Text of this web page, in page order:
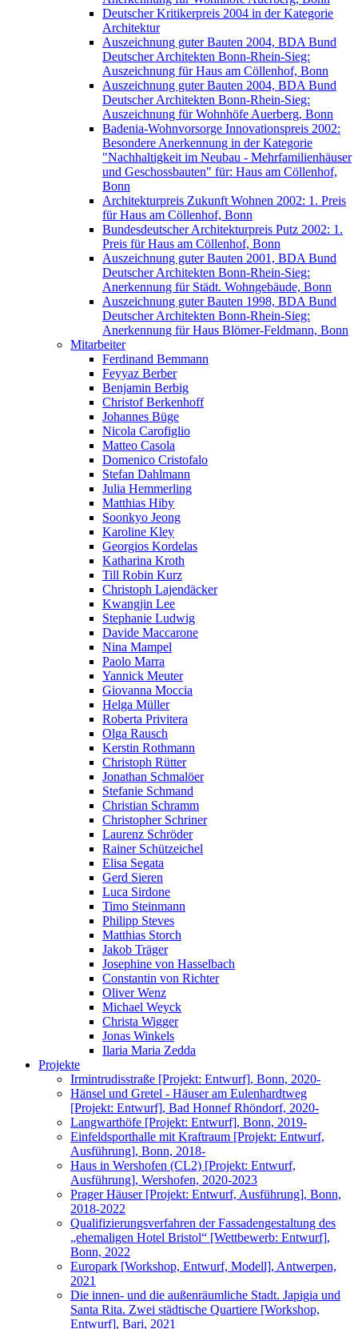
Deutscher Kritikerpreis 2004 in der Kategorie
Architektur
Auszeichnung guter Bauten 2004, BDA Bund
Deutscher Architekten Bonn-Rhein-Sieg:
Auszeichnung für Haus am Cöllenhof, Bonn
Auszeichnung guter Bauten 2004, BDA Bund
Deutscher Architekten Bonn-Rhein-Sieg:
Auszeichnung für Wohnhöfe Auerberg, Bonn
Badenia-Wohnvorsorge Innovationspreis 2002:
Besondere Anerkennung in der Kategorie
"Nachhaltigkeit im Neubau - Mehrfamilienhäuser
und Geschossbauten" für: Haus am Cöllenhof,
Bonn
Architekturpreis Zukunft Wohnen 2002: 1. Preis
für Haus am Cöllenhof, Bonn
Bundesdeutscher Architekturpreis Putz 2002: 1.
Preis für Haus am Cöllenhof, Bonn
Auszeichnung guter Bauten 2001, BDA Bund
Deutscher Architekten Bonn-Rhein-Sieg:
Anerkennung für Städt. Wohngebäude, Bonn
Auszeichnung guter Bauten 1998, BDA Bund
Deutscher Architekten Bonn-Rhein-Sieg:
Anerkennung für Haus Blömer-Feldmann, Bonn
Mitarbeiter
Ferdinand Bemmann
Feyyaz Berber
Benjamin Berbig
Christof Berkenhoff
Johannes Büge
Nicola Carofiglio
Matteo Casola
Domenico Cristofalo
Stefan Dahlmann
Julia Hemmerling
Matthias Hiby
Soonkyo Jeong
Karoline Kley
Georgios Kordelas
Katharina Kroth
Till Robin Kurz
Christoph Lajendäcker
Kwangjin Lee
Stephanie Ludwig
Davide Maccarone
Nina Mampel
Paolo Marra
Yannick Meuter
Giovanna Moccia
Helga Müller
Roberta Privitera
Olga Rausch
Kerstin Rothmann
Christoph Rütter
Jonathan Schmalöer
Stefanie Schmand
Christian Schramm
Christopher Schriner
Laurenz Schröder
Rainer Schützeichel
Elisa Segata
Gerd Sieren
Luca Sirdone
Timo Steinmann
Philipp Steves
Matthias Storch
Jakob Träger
Josephine von Hasselbach
Constantin von Richter
Oliver Wenz
Michael Weyck
Christa Wigger
Jonas Winkels
Ilaria Maria Zedda
Projekte
Irmintrudisstraße [Projekt: Entwurf], Bonn, 2020-
Hänsel und Gretel - Häuser am Eulenhardtweg
[Projekt: Entwurf], Bad Honnef Rhöndorf, 2020-
Langwarthöfe [Projekt: Entwurf], Bonn, 2019-
Einfeldsporthalle mit Kraftraum [Projekt: Entwurf,
Ausführung], Bonn, 2018-
Haus in Wershofen (CL2) [Projekt: Entwurf,
Ausführung], Wershofen, 2020-2023
Prager Häuser [Projekt: Entwurf, Ausführung], Bonn,
2018-2022
Qualifizierungsverfahren der Fassadengestaltung des
„ehemaligen Hotel Bristol“ [Wettbewerb: Entwurf],
Bonn, 2022
Europark [Workshop, Entwurf, Modell], Antwerpen,
2021
Die innen- und die außenräumliche Stadt. Japigia und
Santa Rita. Zwei städtische Quartiere [Workshop,
Entwurf], Bari, 2021